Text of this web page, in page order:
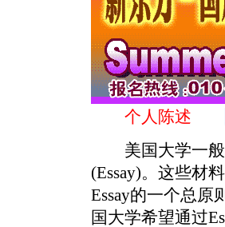
个人陈述
美国大学一般
(Essay)。这些材
Essay的一个总原
国大学希望通过